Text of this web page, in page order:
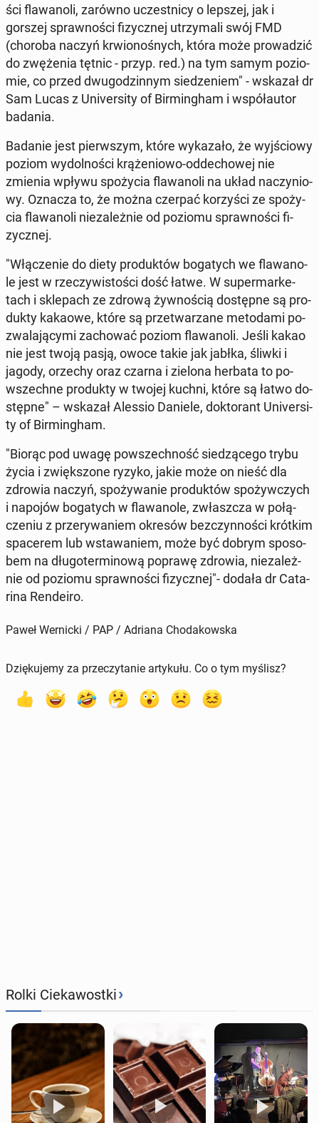
ści fla­wa­no­li, zarówno uczest­ni­cy o lepszej, jak i
gorszej spraw­no­ści fi­zycz­nej utrzy­ma­li swój FMD
(choroba naczyń krwio­no­śnych, która może pro­wa­dzić
do zwę­że­nia tętnic - przyp. red.) na tym samym po­zio­
mie, co przed dwu­go­dzin­nym sie­dze­niem" - wskazał dr
Sam Lucas z Uni­ver­si­ty of Bir­ming­ham i współ­au­tor
badania.
Badanie jest pierw­szym, które wy­ka­za­ło, że wyj­ścio­wy
poziom wy­dol­no­ści krą­że­nio­wo-od­de­cho­wej nie
zmienia wpływu spo­ży­cia fla­wa­no­li na układ na­czy­nio­
wy. Oznacza to, że można czerpać ko­rzy­ści ze spo­ży­
cia fla­wa­no­li nie­za­leż­nie od poziomu spraw­no­ści fi­
zycz­nej.
"Włą­cze­nie do diety pro­duk­tów bo­ga­tych we fla­wa­no­
le jest w rze­czy­wi­sto­ści dość łatwe. W su­per­mar­ke­
tach i skle­pach ze zdrową żyw­no­ścią do­stęp­ne są pro­
duk­ty kakaowe, które są prze­twa­rza­ne me­to­da­mi po­
zwa­la­ją­cy­mi za­cho­wać poziom fla­wa­no­li. Jeśli kakao
nie jest twoją pasją, owoce takie jak jabłka, śliwki i
jagody, orzechy oraz czarna i zielona herbata to po­
wszech­ne pro­duk­ty w twojej kuchni, które są łatwo do­
stęp­ne" – wskazał Alessio Daniele, dok­to­rant Uni­ver­si­
ty of Bir­ming­ham.
"Biorąc pod uwagę po­wszech­ność sie­dzą­ce­go trybu
życia i zwięk­szo­ne ryzyko, jakie może on nieść dla
zdrowia naczyń, spo­ży­wa­nie pro­duk­tów spo­żyw­czych
i napojów bo­ga­tych w fla­wa­no­le, zwłasz­cza w po­łą­
cze­niu z prze­ry­wa­niem okresów bez­czyn­no­ści krótkim
spa­ce­rem lub wsta­wa­niem, może być dobrym spo­so­
bem na dłu­go­ter­mi­no­wą poprawę zdrowia, nie­za­leż­
nie od poziomu spraw­no­ści fi­zycz­nej"- dodała dr Ca­ta­
ri­na Ren­de­iro.
Paweł Wernicki / PAP / Adriana Chodakowska
Dziękujemy za przeczytanie artykułu. Co o tym myślisz?
Rolki Ciekawostki›